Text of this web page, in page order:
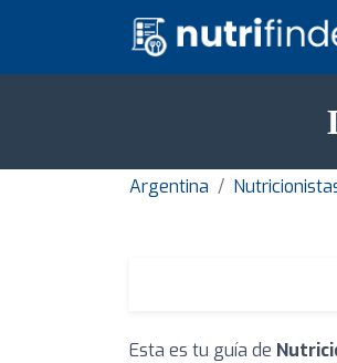
Argentina
Esta es tu guía de